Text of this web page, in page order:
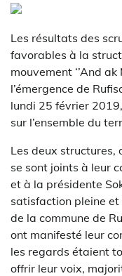
Les résultats des
favorables à la
mouvement ‘’And
l’émergence de
lundi 25 février
sur l’ensemble du
Les deux structures,
se sont joints à leur
et à la présidente
satisfaction pleine et
de la commune de
ont manifesté leur
les regards étaient
offrir leur voix,